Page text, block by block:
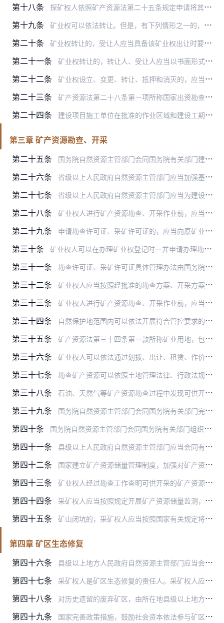
第十八条 探矿权人依照矿产资源法第二十五条规定申请将其探矿权转为采矿权的，应当在探矿权期限内向原矿业权出让部门提出申请，并提交矿产资源储量报告（以下简称储量报告）等材料。…
第十九条 矿业权可以依法转让。但是，有下列情形之一的，矿业权不得转让：
第二十条 矿业权转让的，受让人应当具备该矿业权出让时要求的受让人的技术能力等条件。
第二十一条 矿业权转让的，转让人、受让人应当以书面形式签订矿业权转让合同，明确双方的权利和义务。矿业权转让合同应当对矿区生态修复义务履行有关事项作出明确约定。
第二十二条 矿业权设立、变更、转让、抵押和消灭的，应当依法办理登记。
第二十三条 矿产资源法第二十八条第一项所称国家出资勘查矿产资源，是指由中央财政或者地方财政出资，为保障国家矿产资源安全而开展的矿产资源勘查。国家出资勘查矿产资源的，凭项目任…
第二十四条 建设项目施工单位在批准的作业区域和建设工期内，因施工需要采挖只能用作普通建筑材料的砂、石、黏土，无需取得采矿权。采挖的砂、石、黏土的处置应当遵守所在地省、自治区…
第三章 矿产资源勘查、开采
第二十五条
国务院自然资源主管部门会同国务院有关部门建立健全基础性地质调查技术标准和规范体系。
第二十六条 省级以上人民政府自然资源主管部门应当加强基础性地质调查成果发布管理，按照规定权限统一发布基础性地质调查成果信息；信息发布前应当依法进行保密审查，不得发布涉及国家…
第二十七条 省级以上人民政府自然资源主管部门应当为建设单位提供建设项目占地范围内矿产资源分布和矿业权设置情况查询服务。
第二十八条 矿业权人进行矿产资源勘查、开采作业前，应当分别编制勘查方案、开采方案，报原矿业权出让部门批准，取得勘查许可证、采矿许可证；未取得相应许可证的，不得进行勘查、开采…
第二十九条 申请勘查许可证、采矿许可证的，应当向原矿业权出让部门提交申请书、矿业权证书，以及相应的勘查方案或者开采方案等材料。原矿业权出让部门应当自受理申请之日起15个工作…
第三十条 矿业权人可以在办理矿业权登记时一并申请办理勘查许可证、采矿许可证。
第三十一条 勘查许可证、采矿许可证具体管理办法由国务院自然资源主管部门制定。
第三十二条 矿业权人应当按照经批准的勘查方案、开采方案进行勘查、开采作业。
第三十三条 矿业权人进行矿产资源勘查、开采作业前，应当依法办理建设项目核准（备案）、用地用海、生态环境、安全生产等方面相关手续；涉及军用土地的，还应当经军队团级以上单位按照…
第三十四条 自然保护地范围内可以依法开展符合管控要求的基础性地质调查、战略性矿产资源远景调查和规定范围内的战略性矿产资源勘查、开采等活动，具体管理办法由国务院自然资源主管部…
第三十五条 矿产资源法第三十四条第一款所称矿业用地，包括矿产资源勘查用地和矿产资源开采用地。
第三十六条 矿业权人可以依法通过划拨、出让、租赁、作价出资等方式使用国有土地，也可以依法通过出让、出租等方式取得集体经营性建设用地使用权。
第三十七条 勘查矿产资源可以依照土地管理法律、行政法规的规定临时使用土地。
第三十八条 石油、天然气等矿产资源勘查过程中发现可供开采的石油、天然气等矿产资源的，探矿权人完成试油（气）作业，向原矿业权出让部门提交探采合一计划后，可以进行开采，并按照规…
第三十九条 国务院自然资源主管部门会同国务院有关部门完善绿色矿山政策、标准规范，健全绿色矿山名录并实行动态管理。矿业权人应当加强绿色矿山规划、建设、运营和管理，推动矿山企业…
第四十条 国务院自然资源主管部门会同国务院有关部门组织制定矿产资源开采回采率、选矿回收率、综合利用率有关国家标准。
第四十一条 县级以上人民政府自然资源主管部门应当会同有关部门加强矿产资源综合开采、综合利用先进适用技术、工艺、设备的推广应用，鼓励、引导采矿权人开展技术、工艺升级和设备更新…
第四十二条 国家建立矿产资源储量管理制度，加强对矿产资源储量及其变动情况的调查、核实、统计、评估等，为编制矿产资源相关规划、促进矿产资源合理开发利用、加强矿产资源保护等提供…
第四十三条 矿业权人经过勘查工作查明可供开采的矿产资源或者在开采期间发现矿产资源储量发生重大变化的，应当编制储量报告并报送原矿业权出让部门。储量报告应当包括矿产资源的空间分…
第四十四条 采矿权人应当按照规定开展矿产资源储量监测，建立健全矿产资源储量台账，定期向原矿业权出让部门报告矿产资源储量变化情况和开发利用情况。
第四十五条 矿山闭坑的，采矿权人应当按照国家有关规定将闭坑地质报告报送县级以上地方人民政府自然资源主管部门，并汇交有关地质资料。
第四章 矿区生态修复
第四十六条
县级以上地方人民政府自然资源主管部门应当会同有关部门对本行政区域内因开采矿产资源导致的地质环境破坏、土地损毁、植被退化等生态破坏情况进行调查评价，明确矿区生态修…
第四十七条 采矿权人是矿区生态修复的责任人。采矿权人应当协同实施矿区生态修复与污染防治。
第四十八条 对历史遗留的废弃矿区，由所在地县级以上地方人民政府自然资源主管部门确认矿区生态修复责任人；责任人灭失或者无法确认的，由所在地县级以上地方人民政府组织开展矿区生态…
第四十九条 国家完善政策措施，鼓励社会资本依法参与矿区生态修复，维护参与矿区生态修复的社会资本的合法权益。